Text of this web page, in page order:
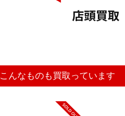
こんなものも買取っています